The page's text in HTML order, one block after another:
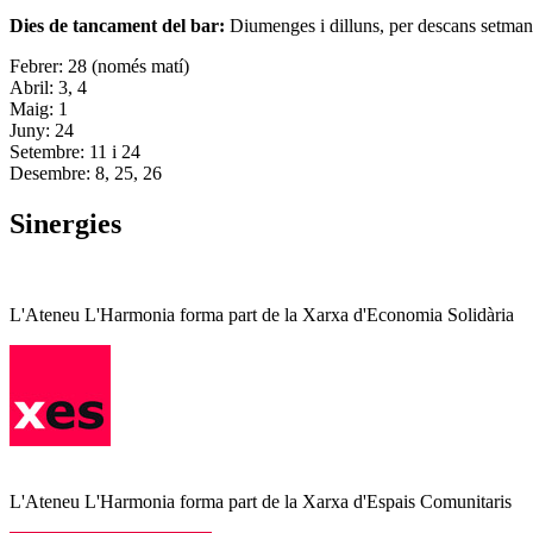
Dies de tancament del bar: Diumenges i dilluns, per descans
Febrer: 28 (només matí)
Abril: 3, 4
Maig: 1
Juny: 24
Setembre: 11 i 24
Desembre: 8, 25, 26
Sinergies
L'Ateneu L'Harmonia forma part de la Xarxa d'Economia Solidària
L'Ateneu L'Harmonia forma part de la Xarxa d'Espais Comunitaris